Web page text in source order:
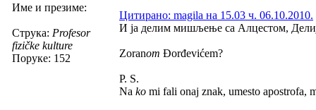
Име и презиме:
Струка: Profesor
fizičke kulture
Поруке: 152
Цитирано: magila на 15.03 ч. 06.10.2010.
И ја делим мишљење са Алцестом,
Zoranom Đorđevićem?
P. S.
Na ko mi fali onaj znak, umesto apostrofa,